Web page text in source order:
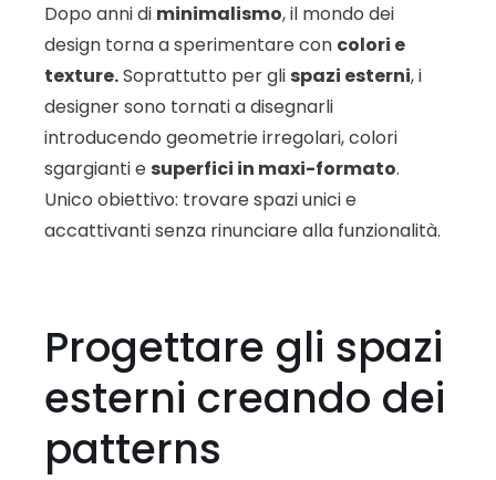
Dopo anni di minimalismo, il mondo dei
design torna a sperimentare con colori e
texture.Soprattutto per gli spazi esterni, i
designer sono tornati a disegnarli
introducendo geometrie irregolari, colori
sgargianti e superfici in maxi-formato.
Unico obiettivo: trovare spazi unici e
accattivanti senza rinunciare alla funzionalità.
Progettare gli spazi
esterni creando dei
patterns